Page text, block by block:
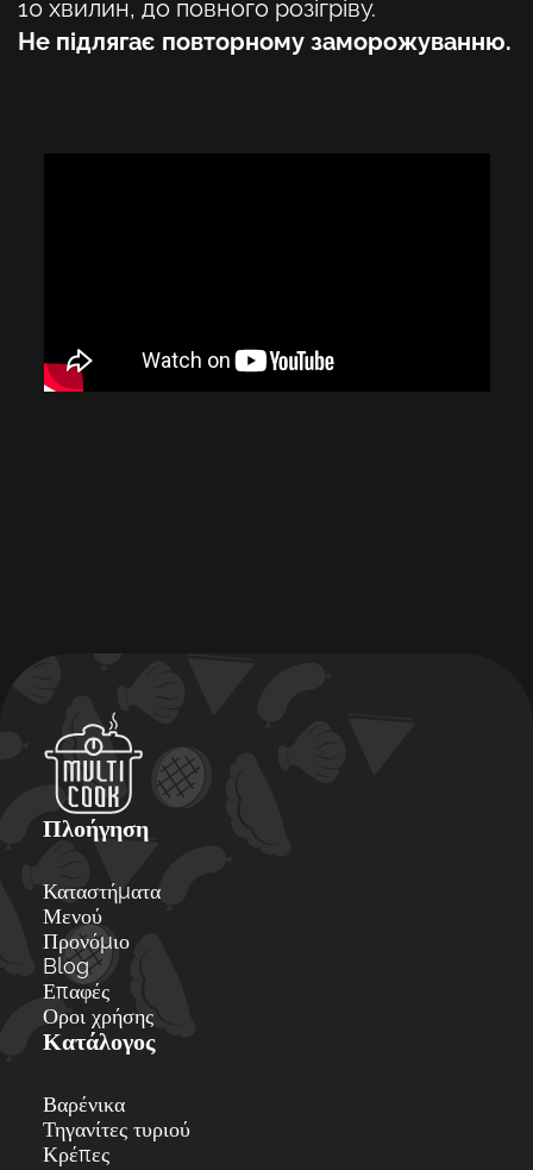
10 хвилин, до повного розігріву.
Не підлягає повторному заморожуванню.
Πλοήγηση
Καταστήματα
Μενού
Προνόμιο
Blog
Επαφές
Οροι χρήσης
Κατάλογος
Βαρένικα
Τηγανίτες τυριού
Κρέπες